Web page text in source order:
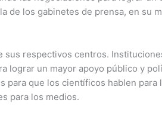
de los gabinetes de prensa, en su
sus respectivos centros.
lograr un mayor apoyo público y
que los científicos hablen para
para los medios.